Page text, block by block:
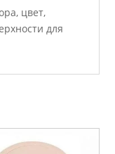
цвет,
для